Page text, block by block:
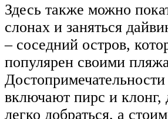
Здесь также можно
слонах и заняться
– соседний остров,
популярен своими
включают пирс и клонг,
легко добраться, а